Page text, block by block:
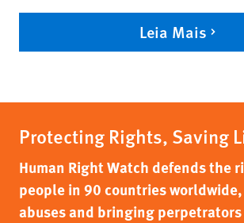
Leia Mais
Protecting Rights, Saving
Human Right Watch defends the
people in 90 countries
abuses and bringing